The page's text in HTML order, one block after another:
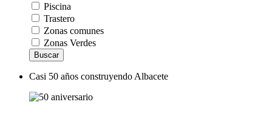
Piscina
Trastero
Zonas comunes
Zonas Verdes
Buscar
Casi 50 años construyendo Albacete